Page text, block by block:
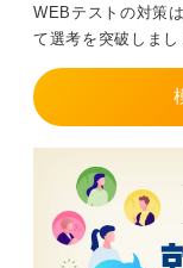
WEBテストの対策
て選考を突破しまし